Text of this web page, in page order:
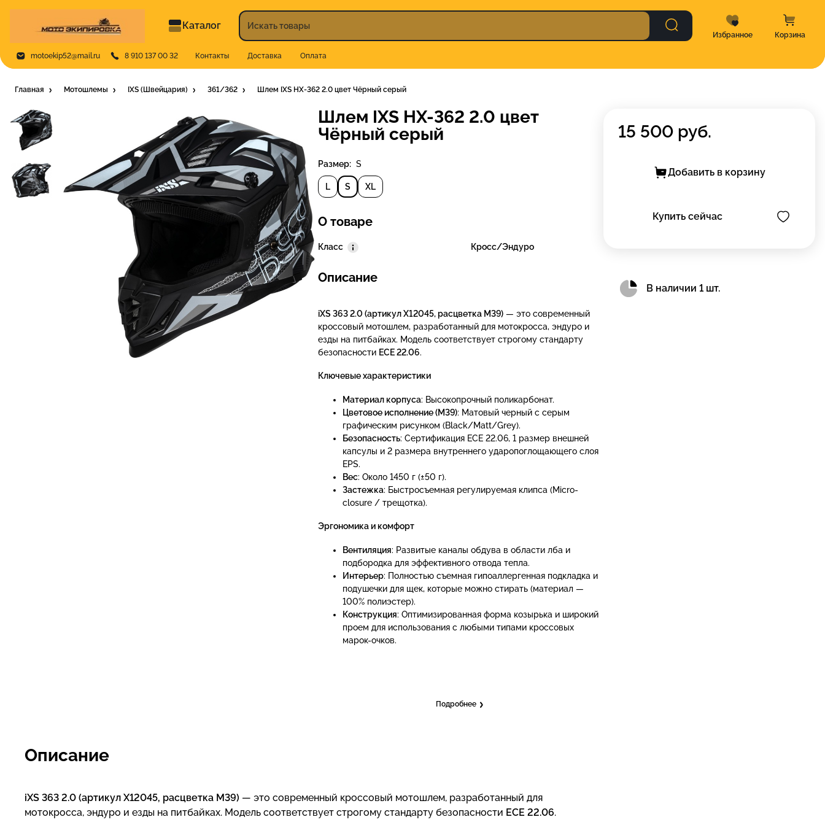
Каталог
Избранное Корзина
motoekip52@mail.ru 8 910 137 00 32 Контакты Доставка Оплата
Главная Мотошлемы IXS (Швейцария) 361/362 Шлем IXS HX-362 2.0 цвет Чёрный серый
Шлем IXS HX-362 2.0 цвет
Чёрный серый
Размер: S
L S XL
О товаре
Класс Кросс/Эндуро
Описание
iXS 363 2.0 (артикул X12045, расцветка M39) — это современный
кроссовый мотошлем, разработанный для мотокросса, эндуро и
езды на питбайках. Модель соответствует строгому стандарту
безопасности ECE 22.06.
Ключевые характеристики
Материал корпуса: Высокопрочный поликарбонат.
Цветовое исполнение (M39): Матовый черный с серым
графическим рисунком (Black/Matt/Grey).
Безопасность: Сертификация ECE 22.06, 1 размер внешней
капсулы и 2 размера внутреннего ударопоглощающего слоя
EPS.
Вес: Около 1450 г (±50 г).
Застежка: Быстросъемная регулируемая клипса (Micro-
closure / трещотка).
Эргономика и комфорт
Вентиляция: Развитые каналы обдува в области лба и
подбородка для эффективного отвода тепла.
Интерьер: Полностью съемная гипоаллергенная подкладка и
подушечки для щек, которые можно стирать (материал —
100% полиэстер).
Конструкция: Оптимизированная форма козырька и широкий
проем для использования с любыми типами кроссовых
марок-очков.
Подробнее
Описание
iXS 363 2.0 (артикул X12045, расцветка M39) — это современный кроссовый мотошлем, разработанный для
мотокросса, эндуро и езды на питбайках. Модель соответствует строгому стандарту безопасности ECE 22.06.
15 500 руб.
Добавить в корзину
Купить сейчас
В наличии 1 шт.